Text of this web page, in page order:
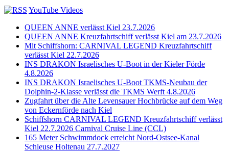
YouTube Videos
QUEEN ANNE verlässt Kiel 23.7.2026
QUEEN ANNE Kreuzfahrtschiff verlässt Kiel am 23.7.2026
Mit Schiffshorn: CARNIVAL LEGEND Kreuzfahrtschiff
verlässt Kiel 22.7.2026
INS DRAKON Israelisches U-Boot in der Kieler Förde
4.8.2026
INS DRAKON Israelisches U-Boot TKMS-Neubau der
Dolphin-2-Klasse verlässt die TKMS Werft 4.8.2026
Zugfahrt über die Alte Levensauer Hochbrücke auf dem Weg
von Eckernförde nach Kiel
Schiffshorn CARNIVAL LEGEND Kreuzfahrtschiff verlässt
Kiel 22.7.2026 Carnival Cruise Line (CCL)
165 Meter Schwimmdock erreicht Nord-Ostsee-Kanal
Schleuse Holtenau 27.7.2027